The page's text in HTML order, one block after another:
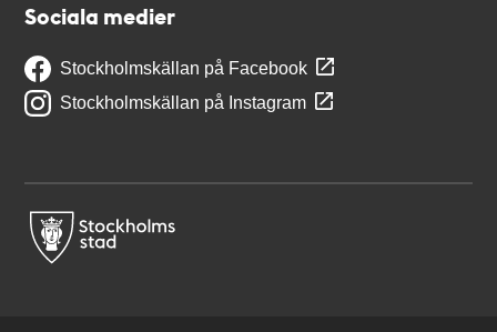
Sociala medier
Stockholmskällan på Facebook
Stockholmskällan på Instagram